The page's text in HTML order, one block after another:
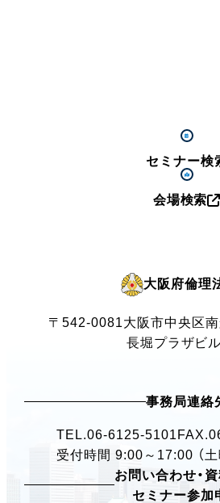
セミナー検
会場検索
大阪府倫理
〒542-0081大阪市中央区
長堀プラザビ
事務局連絡
TEL.06-6125-5101
受付時間 9:00～17:00 （土
お問い合わせ・
セミナー参加